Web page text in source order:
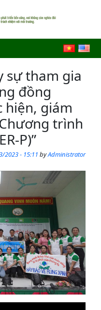
sự tham gia
đồng
hiện, giám
trình
P)”
2023 - 15:11 byAdministrator